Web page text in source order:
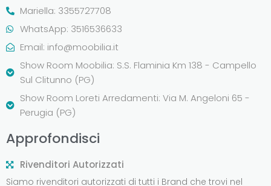
Mariella: 3355727708
WhatsApp: 3516536633
Email: info@moobilia.it
Show Room Moobilia: S.S. Flaminia Km 138 - Campello
Sul Clitunno (PG)
Show Room Loreti Arredamenti: Via M. Angeloni 65 -
Perugia (PG)
Approfondisci
Rivenditori Autorizzati
Siamo rivenditori autorizzati di tutti i Brand che trovi nel